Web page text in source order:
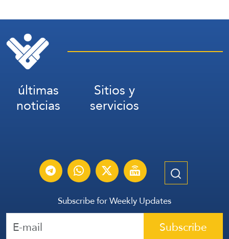
últimas
noticias
Sitios y
servicios
Subscribe for Weekly Updates
Subscribe